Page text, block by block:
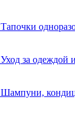
Тапочки
Уход за одеждой
Шампуни,